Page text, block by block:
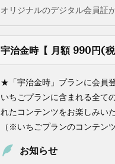
オリジナルのデジタル会員証
宇治金時【 月額 990円(税
★「宇治金時」プランに会員
いちごプランに含まれる全て
れたコンテンツをお楽しみい
（※いちごプランのコンテン
お知らせ